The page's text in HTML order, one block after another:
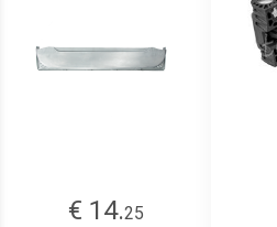
€ 14.25